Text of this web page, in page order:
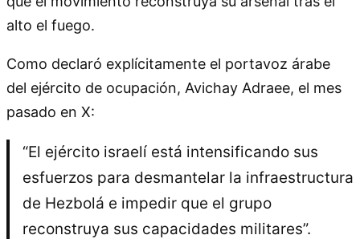
alto el fuego.
Como declaró explícitamente el portavoz árabe
del ejército de ocupación, Avichay Adraee, el mes
pasado en X:
“El ejército israelí está intensificando sus
esfuerzos para desmantelar la infraestructura
de Hezbolá e impedir que el grupo
reconstruya sus capacidades militares”.